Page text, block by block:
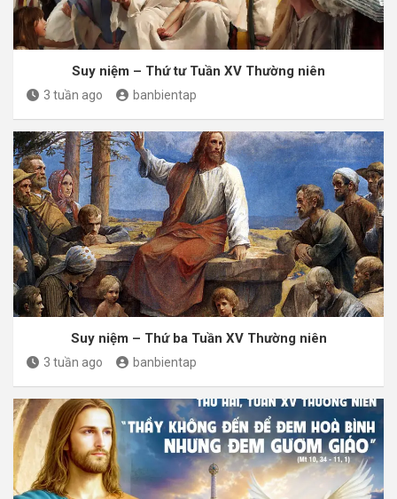
Suy niệm – Thứ tư Tuần XV Thường niên
3 tuần ago banbientap
Suy niệm – Thứ ba Tuần XV Thường niên
3 tuần ago banbientap